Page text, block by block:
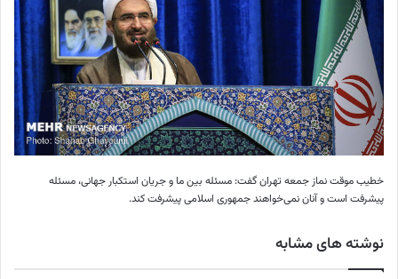
خطیب موقت نماز جمعه تهران گفت: مسئله بین ما و جریان استکبار جهانی، مسئله
پیشرفت است و آنان نمی‌خواهند جمهوری اسلامی پیشرفت کند.
نوشته های مشابه